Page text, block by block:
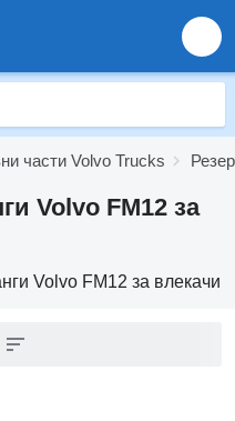
части Volvo Trucks
Volvo FM12 за
Volvo FM12 за влекачи